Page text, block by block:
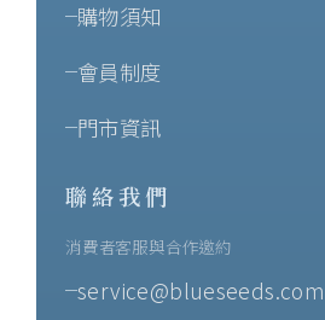
購物須知
會員制度
門市資訊
聯絡我們
消費者客服與合作邀約
service@blueseeds.com